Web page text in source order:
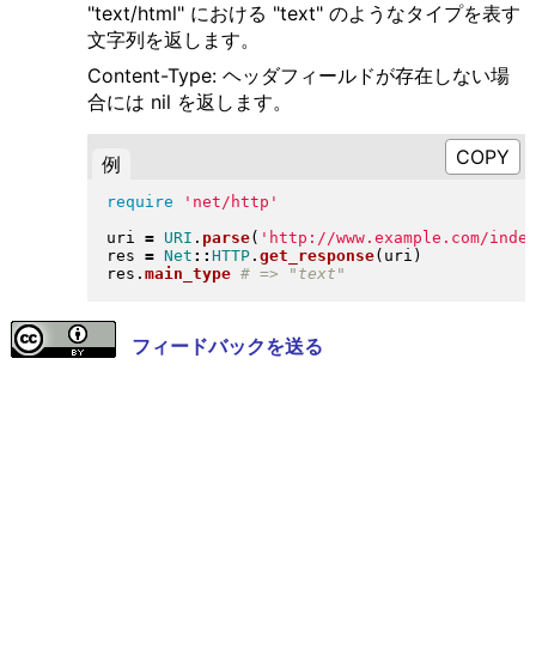
"text/html" における "text" のようなタイプを表す
文字列を返します。
Content-Type: ヘッダフィールドが存在しない場
合には nil を返します。
例
require
'net/http'
uri = URI . parse( 'http://www.example.com/
res = Net :: HTTP. get_response( uri )
res . main_type
フィードバックを送る